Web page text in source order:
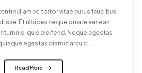
nullam ac tortor vitae purus faucibus
sse. Et ultrices neque ornare aenean
nisi quis eleifend. Neque egestas
egestas diam in arcu c ...
Read More